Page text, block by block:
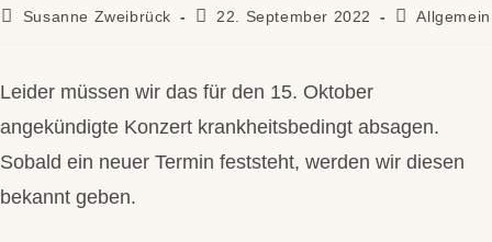
Beitrags-
Susanne Zweibrück
Beitrag
22. September 2022
Beitrags-
Allgemein
Leider müssen wir das für den 15. Oktober
angekündigte Konzert krankheitsbedingt absagen.
Sobald ein neuer Termin feststeht, werden wir diesen
bekannt geben.